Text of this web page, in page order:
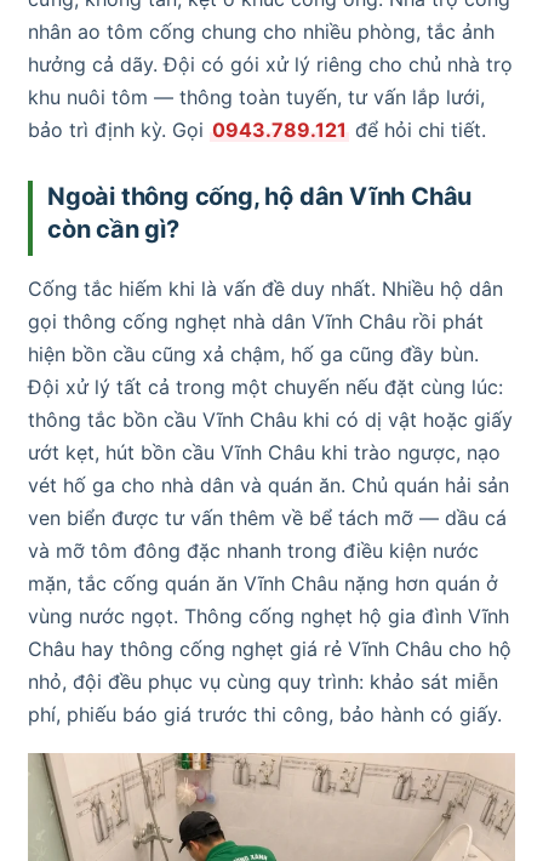
nhân ao tôm cống chung cho nhiều phòng, tắc ảnh
hưởng cả dãy. Đội có gói xử lý riêng cho chủ nhà trọ
khu nuôi tôm — thông toàn tuyến, tư vấn lắp lưới,
bảo trì định kỳ. Gọi 0943.789.121 để hỏi chi tiết.
Ngoài thông cống, hộ dân Vĩnh Châu
còn cần gì?
Cống tắc hiếm khi là vấn đề duy nhất. Nhiều hộ dân
gọi thông cống nghẹt nhà dân Vĩnh Châu rồi phát
hiện bồn cầu cũng xả chậm, hố ga cũng đầy bùn.
Đội xử lý tất cả trong một chuyến nếu đặt cùng lúc:
thông tắc bồn cầu Vĩnh Châu khi có dị vật hoặc giấy
ướt kẹt, hút bồn cầu Vĩnh Châu khi trào ngược, nạo
vét hố ga cho nhà dân và quán ăn. Chủ quán hải sản
ven biển được tư vấn thêm về bể tách mỡ — dầu cá
và mỡ tôm đông đặc nhanh trong điều kiện nước
mặn, tắc cống quán ăn Vĩnh Châu nặng hơn quán ở
vùng nước ngọt. Thông cống nghẹt hộ gia đình Vĩnh
Châu hay thông cống nghẹt giá rẻ Vĩnh Châu cho hộ
nhỏ, đội đều phục vụ cùng quy trình: khảo sát miễn
phí, phiếu báo giá trước thi công, bảo hành có giấy.